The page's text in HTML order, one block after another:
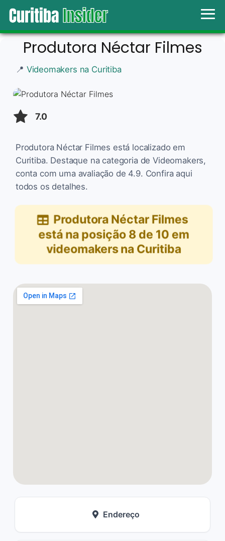
Produtora Néctar Filmes
📍 Videomakers na Curitiba
7.0
Produtora Néctar Filmes está localizado em
Curitiba. Destaque na categoria de Videomakers,
conta com uma avaliação de 4.9. Confira aqui
todos os detalhes.
Produtora Néctar Filmes
está na posição 8 de 10 em
videomakers na Curitiba
Endereço